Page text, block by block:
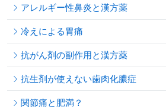
アレルギー性鼻炎と漢方薬
冷えによる胃痛
抗がん剤の副作用と漢方薬
抗生剤が使えない歯肉化膿症
関節痛と肥満？